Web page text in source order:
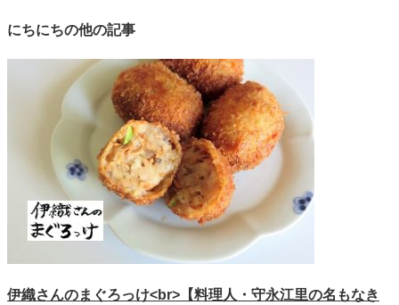
にちにちの他の記事
伊織さんのまぐろっけ<br>【料理人・守永江里の名もなき